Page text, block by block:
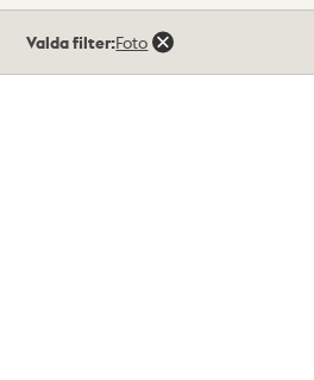
träffar
Valda filter:Foto